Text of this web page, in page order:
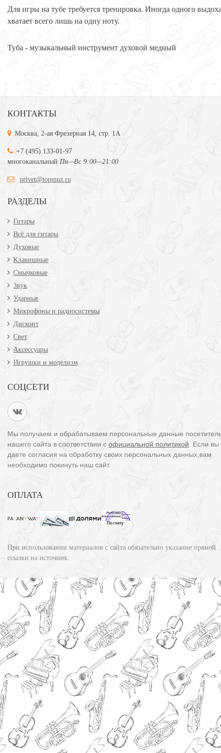
Для игры на тубе требуется тренировка. Иногда одного
хватает всего лишь на одну ноту.
Туба - музыкальный инструмент духовой медный
КОНТАКТЫ
Москва, 2-ая Фрезерная 14, стр. 1А
+7 (495) 133-01-97
многоканальный Пн—Вс 9:00—21:00
privet@topmuz.ru
РАЗДЕЛЫ
Гитары
Всё для гитары
Духовые
Клавишные
Смычковые
Звук
Ударные
Микрофоны и радиосистемы
Дисконт
Свет
Аксессуары
Игрушки и моделизм
СОЦСЕТИ
Мы получаем и обрабатываем персональные данные
нашего сайта в соответствии с официальной политикой . Если
даете согласия на обработку своих персональных данных,вам
необходимо покинуть наш сайт.
ОПЛАТА
При использовании материалов с сайта обязательно указание прямой
ссылки на источник.